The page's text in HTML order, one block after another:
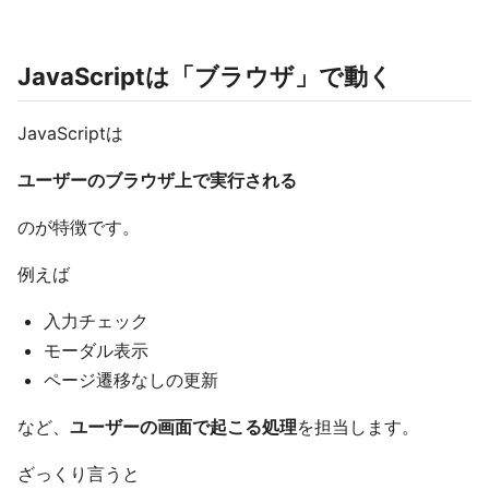
JavaScriptは「ブラウザ」で動く
JavaScriptは
ユーザーのブラウザ上で実行される
のが特徴です。
例えば
入力チェック
モーダル表示
ページ遷移なしの更新
など、 ユーザーの画面で起こる処理を担当します。
ざっくり言うと